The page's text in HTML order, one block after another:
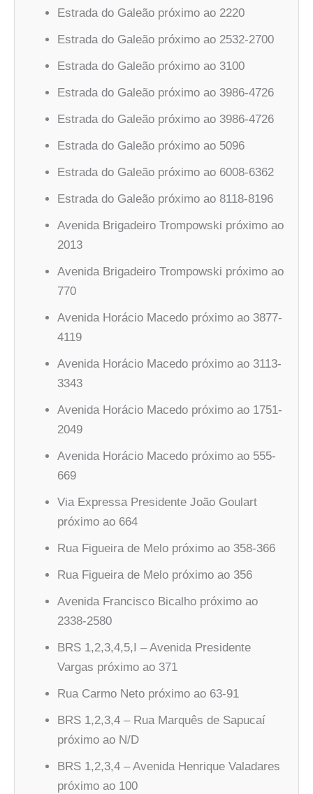
Estrada do Galeão próximo ao 2220
Estrada do Galeão próximo ao 2532-2700
Estrada do Galeão próximo ao 3100
Estrada do Galeão próximo ao 3986-4726
Estrada do Galeão próximo ao 3986-4726
Estrada do Galeão próximo ao 5096
Estrada do Galeão próximo ao 6008-6362
Estrada do Galeão próximo ao 8118-8196
Avenida Brigadeiro Trompowski próximo ao
2013
Avenida Brigadeiro Trompowski próximo ao
770
Avenida Horácio Macedo próximo ao 3877-
4119
Avenida Horácio Macedo próximo ao 3113-
3343
Avenida Horácio Macedo próximo ao 1751-
2049
Avenida Horácio Macedo próximo ao 555-
669
Via Expressa Presidente João Goulart
próximo ao 664
Rua Figueira de Melo próximo ao 358-366
Rua Figueira de Melo próximo ao 356
Avenida Francisco Bicalho próximo ao
2338-2580
BRS 1,2,3,4,5,I – Avenida Presidente
Vargas próximo ao 371
Rua Carmo Neto próximo ao 63-91
BRS 1,2,3,4 – Rua Marquês de Sapucaí
próximo ao N/D
BRS 1,2,3,4 – Avenida Henrique Valadares
próximo ao 100